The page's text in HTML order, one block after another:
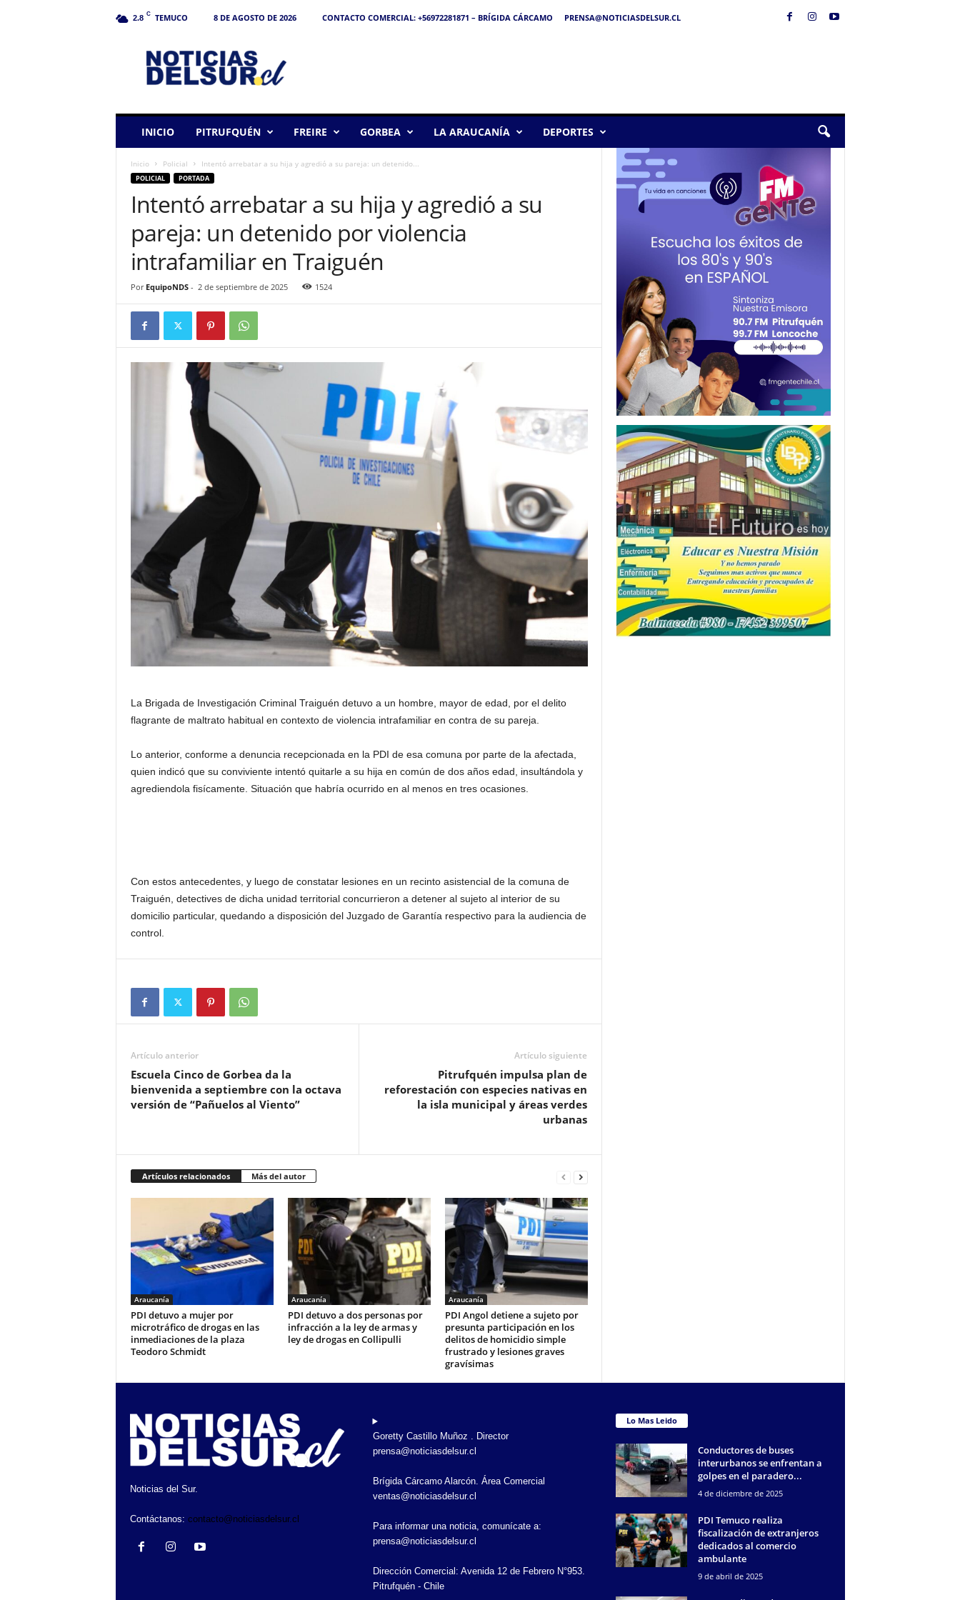
2.8 C TEMUCO 8 DE AGOSTO DE 2026 CONTACTO COMERCIAL: +56972281871 – BRÍGIDA CÁRCAMO
PRENSA@NOTICIASDELSUR.CL
INICIO PITRUFQUÉN FREIRE GORBEA LA ARAUCANÍA DEPORTES
Inicio Policial Intentó arrebatar a su hija y agredió a su pareja: un detenido...
POLICIAL PORTADA
Intentó arrebatar a su hija y agredió a su
pareja: un detenido por violencia
intrafamiliar en Traiguén
Por EquipoNDS- 2 de septiembre de 2025 1524
La Brigada de Investigación Criminal Traiguén detuvo a un hombre, mayor de edad, por el delito
flagrante de maltrato habitual en contexto de violencia intrafamiliar en contra de su pareja.
Lo anterior, conforme a denuncia recepcionada en la PDI de esa comuna por parte de la afectada,
quien indicó que su conviviente intentó quitarle a su hija en común de dos años edad, insultándola y
agrediendola fisícamente. Situación que habría ocurrido en al menos en tres ocasiones.
Con estos antecedentes, y luego de constatar lesiones en un recinto asistencial de la comuna de
Traiguén, detectives de dicha unidad territorial concurrieron a detener al sujeto al interior de su
domicilio particular, quedando a disposición del Juzgado de Garantía respectivo para la audiencia de
control.
Artículo anterior
Escuela Cinco de Gorbea da la
bienvenida a septiembre con la octava
versión de “Pañuelos al Viento”
Artículo siguiente
Pitrufquén impulsa plan de
reforestación con especies nativas en
la isla municipal y áreas verdes
urbanas
Artículos relacionados Más del autor
Araucanía
PDI detuvo a mujer por
microtráfico de drogas en las
inmediaciones de la plaza
Teodoro Schmidt
Araucanía
PDI detuvo a dos personas por
infracción a la ley de armas y
ley de drogas en Collipulli
Araucanía
PDI Angol detiene a sujeto por
presunta participación en los
delitos de homicidio simple
frustrado y lesiones graves
gravísimas
Noticias del Sur.
Contáctanos: contacto@noticiasdelsur.cl
Goretty Castillo Muñoz . Director
prensa@noticiasdelsur.cl
Brígida Cárcamo Alarcón. Área Comercial
ventas@noticiasdelsur.cl
Para informar una noticia, comunícate a:
prensa@noticiasdelsur.cl
Dirección Comercial: Avenida 12 de Febrero N°953.
Pitrufquén - Chile
Lo Mas Leido
Conductores de buses
interurbanos se enfrentan a
golpes en el paradero...
4 de diciembre de 2025
PDI Temuco realiza
fiscalización de extranjeros
dedicados al comercio
ambulante
9 de abril de 2025